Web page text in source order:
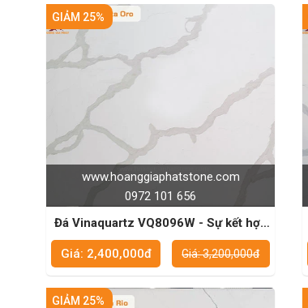
www.hoanggiaphatstone.com
0972 101 656
GIẢM 25%
Đá Vinaquartz VQ8096W - Sự kết hợp
hoàn hảo giữa thẩm mỹ và chức năng
Giá: 2,400,000đ
Giá: 3,200,000đ
GIẢM 25%